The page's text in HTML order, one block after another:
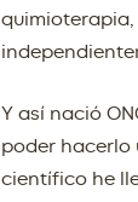
Y así nació
poder hacerlo
científico he